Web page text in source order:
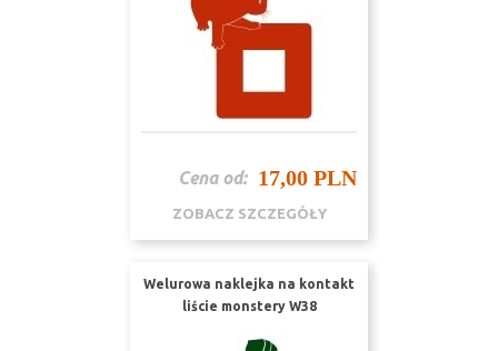
Cena od: 17,00 PLN
ZOBACZ SZCZEGÓŁY
Welurowa naklejka na kontakt
liście monstery W38